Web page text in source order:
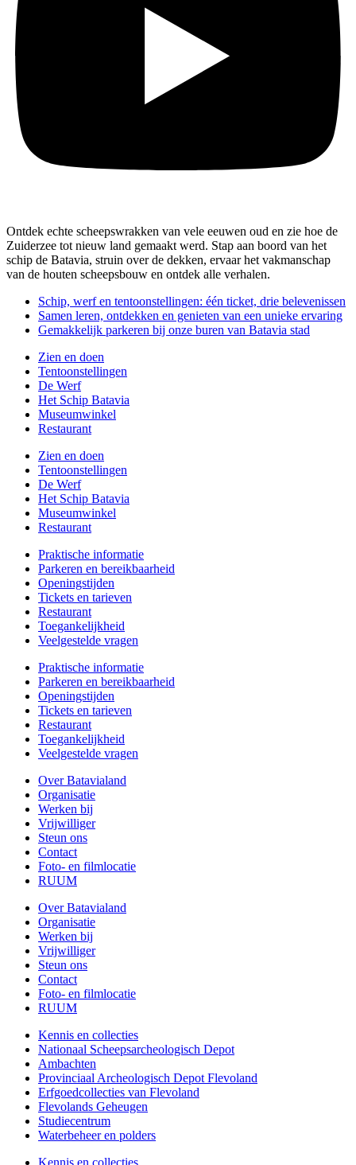
Ontdek echte scheepswrakken van vele eeuwen oud en zie hoe de
Zuiderzee tot nieuw land gemaakt werd. Stap aan boord van het
schip de Batavia, struin over de dekken, ervaar het vakmanschap
van de houten scheepsbouw en ontdek alle verhalen.
Schip, werf en tentoonstellingen: één ticket, drie belevenissen
Samen leren, ontdekken en genieten van een unieke ervaring
Gemakkelijk parkeren bij onze buren van Batavia stad
Zien en doen
Tentoonstellingen
De Werf
Het Schip Batavia
Museumwinkel
Restaurant
Zien en doen
Tentoonstellingen
De Werf
Het Schip Batavia
Museumwinkel
Restaurant
Praktische informatie
Parkeren en bereikbaarheid
Openingstijden
Tickets en tarieven
Restaurant
Toegankelijkheid
Veelgestelde vragen
Praktische informatie
Parkeren en bereikbaarheid
Openingstijden
Tickets en tarieven
Restaurant
Toegankelijkheid
Veelgestelde vragen
Over Batavialand
Organisatie
Werken bij
Vrijwilliger
Steun ons
Contact
Foto- en filmlocatie
RUUM
Over Batavialand
Organisatie
Werken bij
Vrijwilliger
Steun ons
Contact
Foto- en filmlocatie
RUUM
Kennis en collecties
Nationaal Scheepsarcheologisch Depot
Ambachten
Provinciaal Archeologisch Depot Flevoland
Erfgoedcollecties van Flevoland
Flevolands Geheugen
Studiecentrum
Waterbeheer en polders
Kennis en collecties